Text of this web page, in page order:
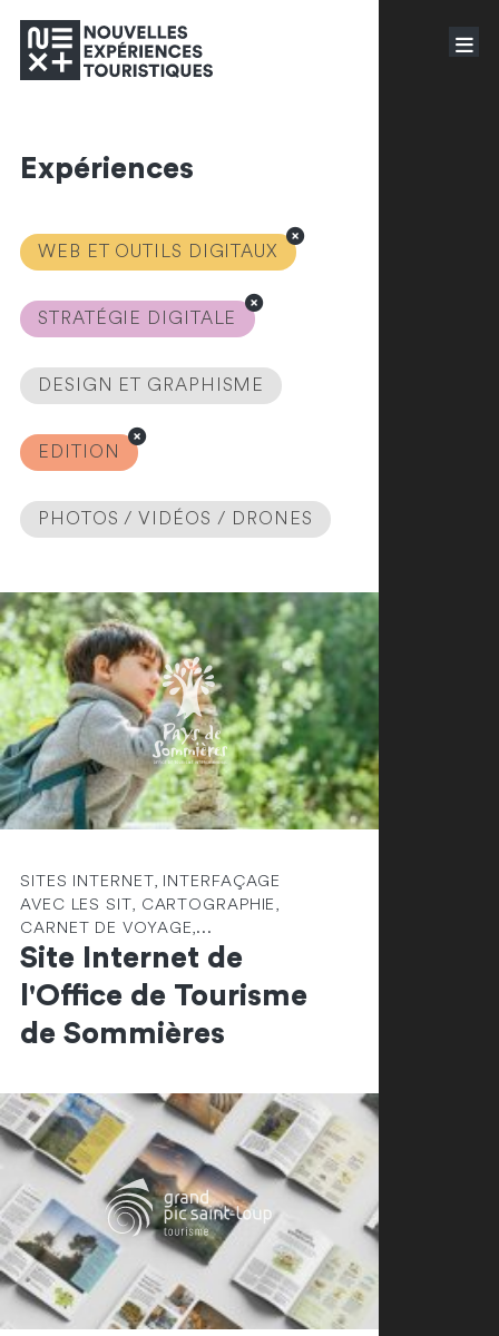
Expériences
WEB ET OUTILS DIGITAUX
STRATÉGIE DIGITALE
DESIGN ET GRAPHISME
EDITION
PHOTOS / VIDÉOS / DRONES
SITES INTERNET, INTERFAÇAGE
AVEC LES SIT, CARTOGRAPHIE,
CARNET DE VOYAGE,...
Site Internet de
l'Office de Tourisme
de Sommières